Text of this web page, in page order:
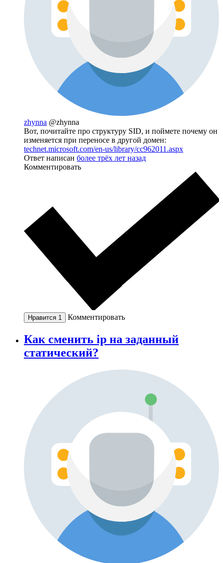
zhynna @zhynna
Вот, почитайте про структуру SID, и поймете почему он
изменяется при переносе в другой домен:
technet.microsoft.com/en-us/library/cc962011.aspx
Ответ написан более трёх лет назад
Комментировать
Нравится 1 Комментировать
Как сменить ip на заданный
статический?